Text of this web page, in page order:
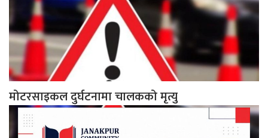
मोटरसाइकल दुर्घटनामा चालकको मृत्यु